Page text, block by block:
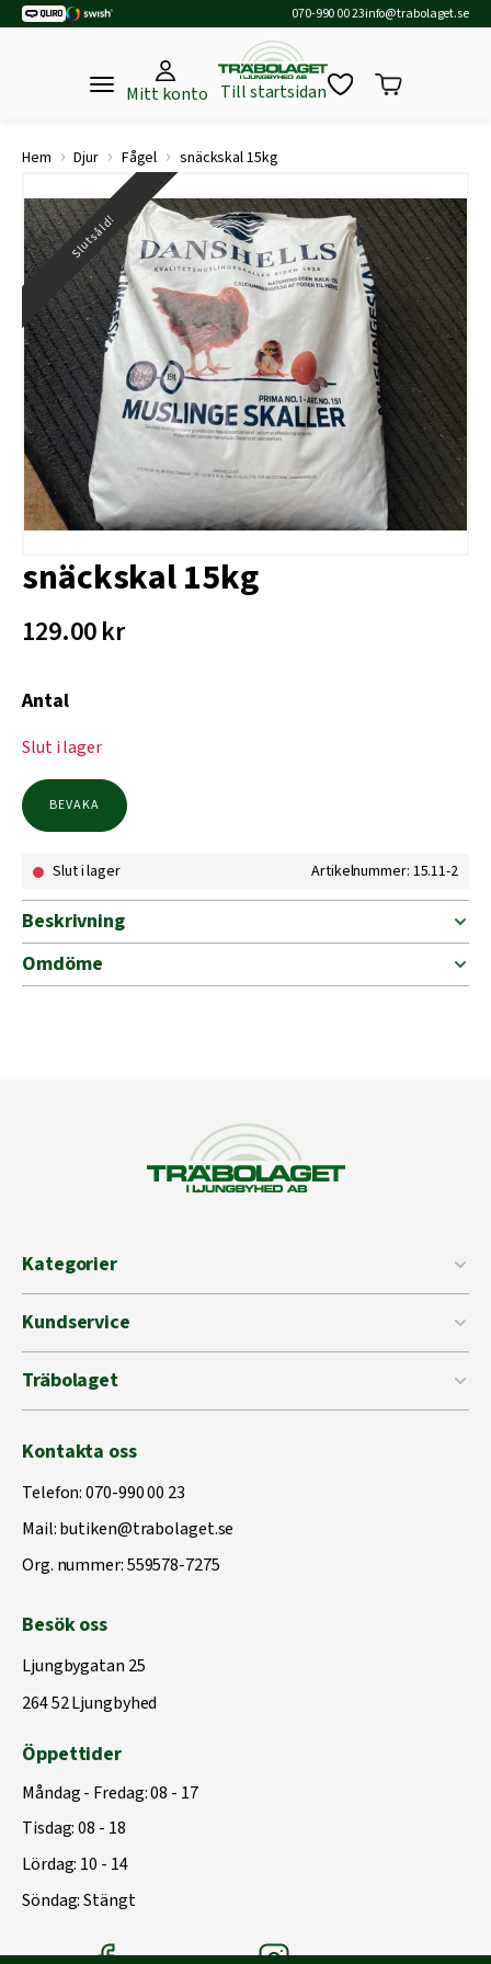
070-990 00 23info@trabolaget.se
Mitt konto Till startsidan
Hem › Djur › Fågel › snäckskal 15kg
Slutsåld!
snäckskal 15kg
129.00kr
Antal
Slut i lager
BEVAKA
Slut i lager Artikelnummer: 15.11-2
Beskrivning
Omdöme
Kategorier
Kundservice
Träbolaget
Kontakta oss
Telefon:070-990 00 23
Mail:butiken@trabolaget.se
Org. nummer: 559578-7275
Besök oss
Ljungbygatan 25
264 52 Ljungbyhed
Öppettider
Måndag - Fredag: 08 - 17
Tisdag: 08 - 18
Lördag: 10 - 14
Söndag: Stängt